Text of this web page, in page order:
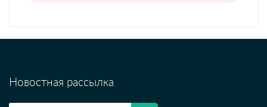
Новостная рассылка